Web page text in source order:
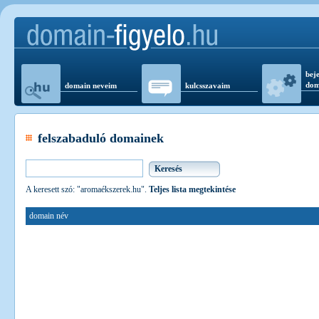
domain neveim kulcsszavaim
felszabaduló domainek
A keresett szó: "aromaékszerek.hu". Teljes lista megtekintése
domain név